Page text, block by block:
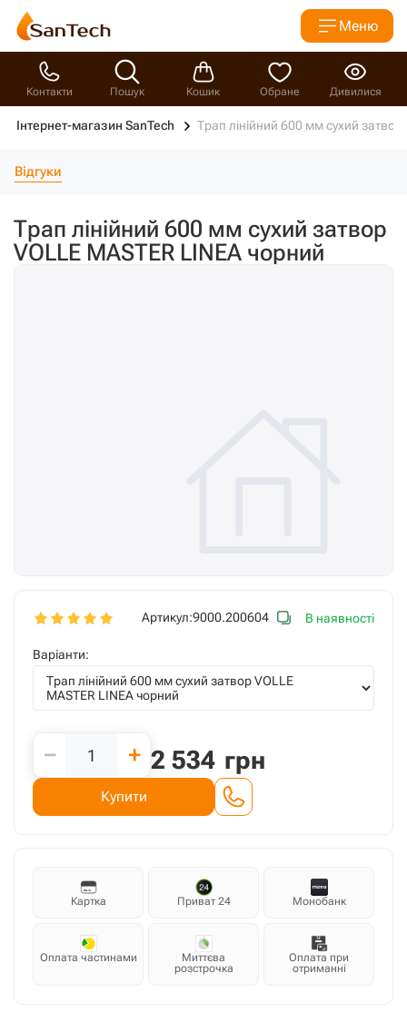
Меню
Контакти Пошук Кошик Обране Дивилися
Інтернет-магазин SanTech Трап лінійний 600 мм сухий
Відгуки
Трап лінійний 600 мм сухий затвор
VOLLE MASTER LINEA чорний
Артикул:9000.200604 В наявності
Варіанти:
− + 2 534 грн
Купити
Картка Приват 24 Монобанк
Оплата частинами
Миттєва
розстрочка
Оплата при
отриманні